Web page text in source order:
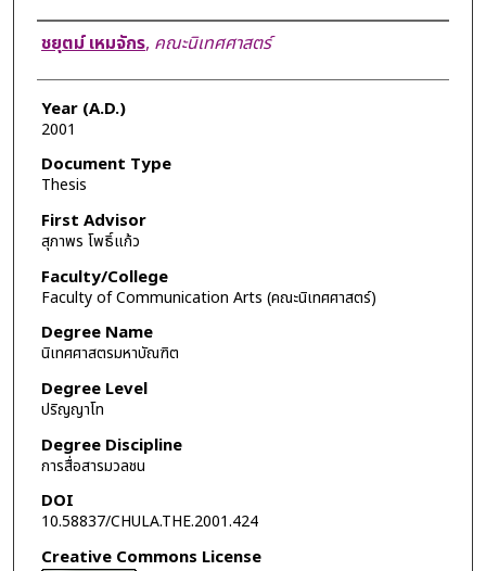
Author
ชยุตม์ เหมจักร, คณะนิเทศศาสตร์
Year (A.D.)
2001
Document Type
Thesis
First Advisor
สุภาพร โพธิ์แก้ว
Faculty/College
Faculty of Communication Arts (คณะนิเทศศาสตร์)
Degree Name
นิเทศศาสตรมหาบัณฑิต
Degree Level
ปริญญาโท
Degree Discipline
การสื่อสารมวลชน
DOI
10.58837/CHULA.THE.2001.424
Creative Commons License